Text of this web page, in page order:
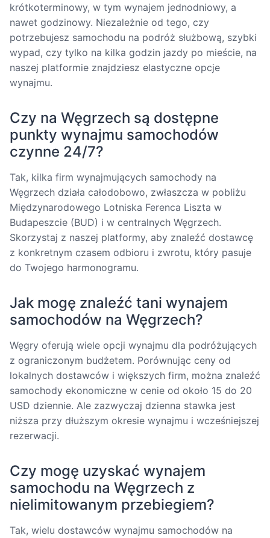
krótkoterminowy, w tym wynajem jednodniowy, a
nawet godzinowy. Niezależnie od tego, czy
potrzebujesz samochodu na podróż służbową, szybki
wypad, czy tylko na kilka godzin jazdy po mieście, na
naszej platformie znajdziesz elastyczne opcje
wynajmu.
Czy na Węgrzech są dostępne
punkty wynajmu samochodów
czynne 24/7?
Tak, kilka firm wynajmujących samochody na
Węgrzech działa całodobowo, zwłaszcza w pobliżu
Międzynarodowego Lotniska Ferenca Liszta w
Budapeszcie (BUD) i w centralnych Węgrzech.
Skorzystaj z naszej platformy, aby znaleźć dostawcę
z konkretnym czasem odbioru i zwrotu, który pasuje
do Twojego harmonogramu.
Jak mogę znaleźć tani wynajem
samochodów na Węgrzech?
Węgry oferują wiele opcji wynajmu dla podróżujących
z ograniczonym budżetem. Porównując ceny od
lokalnych dostawców i większych firm, można znaleźć
samochody ekonomiczne w cenie od około 15 do 20
USD dziennie. Ale zazwyczaj dzienna stawka jest
niższa przy dłuższym okresie wynajmu i wcześniejszej
rezerwacji.
Czy mogę uzyskać wynajem
samochodu na Węgrzech z
nielimitowanym przebiegiem?
Tak, wielu dostawców wynajmu samochodów na